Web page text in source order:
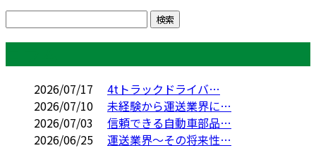
2026/07/17
4tトラックドライバ…
2026/07/10
未経験から運送業界に…
2026/07/03
信頼できる自動車部品…
2026/06/25
運送業界～その将来性…